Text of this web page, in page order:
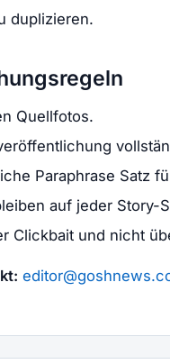
duplizieren.
Quellfotos.
Paraphrase Satz
auf jeder Story-
Clickbait und nicht